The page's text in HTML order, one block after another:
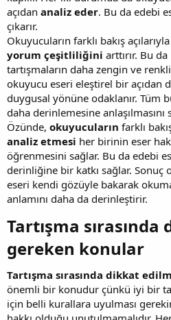
açıdan analiz eder. Bu da edebi
çıkarır.
Okuyucuların farklı bakış
yorum çeşitliliğini arttırır. Bu
tartışmaların daha zengin ve
okuyucu eseri eleştirel bir açıdan
duygusal yönüne odaklanır. Tüm
daha derinlemesine anlaşılmasını
Özünde, okuyucuların farklı
analiz etmesi her birinin eser
öğrenmesini sağlar. Bu da edebi
derinliğine bir katkı sağlar. Sonuç
eseri kendi gözüyle bakarak
anlamını daha da derinleştirir.
Tartışma
gereken konular​
Tartışma sırasında dikkat
önemli bir konudur çünkü iyi bir
için belli kurallara uyulması